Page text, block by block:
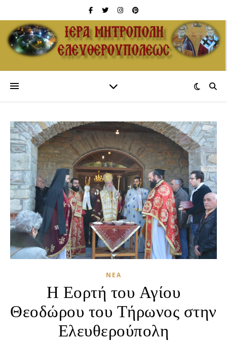
ΝΈΑ
Η Εορτή του Αγίου
Θεοδώρου του Τήρωνος στην
Ελευθερούπολη